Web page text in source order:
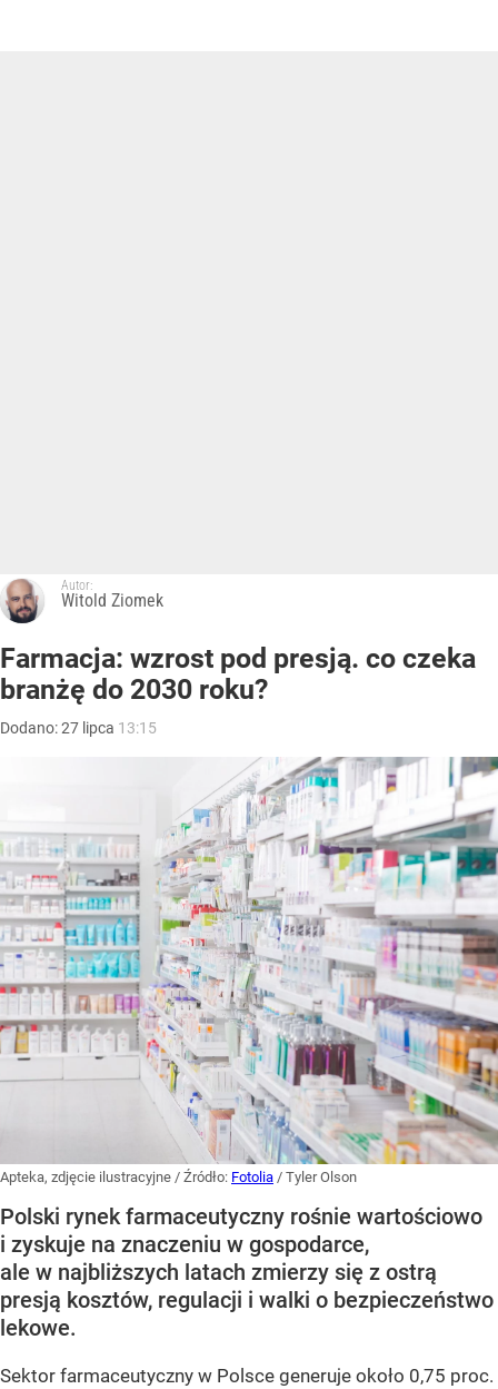
Autor:
Witold Ziomek
Farmacja: wzrost pod presją. co czeka
branżę do 2030 roku?
Dodano:27 lipca 13:15
Apteka, zdjęcie ilustracyjne / Źródło: Fotolia / Tyler Olson
Polski rynek farmaceutyczny rośnie wartościowo
i zyskuje na znaczeniu w gospodarce,
ale w najbliższych latach zmierzy się z ostrą
presją kosztów, regulacji i walki o bezpieczeństwo
lekowe.
Sektor farmaceutyczny w Polsce generuje około 0,75 proc.